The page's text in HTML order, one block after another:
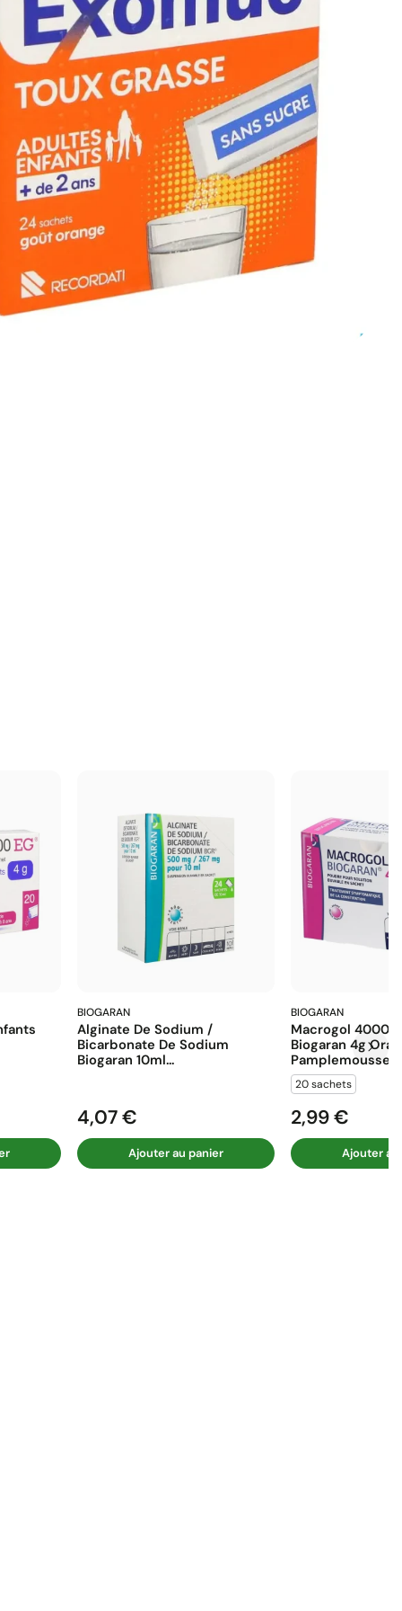
BIOGARAN
Alginate De Sodium /
Bicarbonate De Sodium
Biogaran 10ml...
Prix
4,07 €
Ajouter au panier
BIOGARAN
Macrogol 4000
Biogaran 4g
Pamplemousse...
20 sachets
Prix
2,99 €
Ajouter au